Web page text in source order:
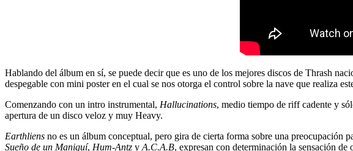
Hablando del álbum en sí, se puede decir que es uno de los mejores discos de Thrash
despegable con mini poster en el cual se nos otorga el control sobre la nave que realiza
Comenzando con un intro instrumental, Hallucinations, medio tiempo de riff cadente y
apertura de un disco veloz y muy Heavy.
Earthliens no es un álbum conceptual, pero gira de cierta forma sobre una
Sueño de un Maniquí, Hum-Antz y A.C.A.B, expresan con determinación la sensación